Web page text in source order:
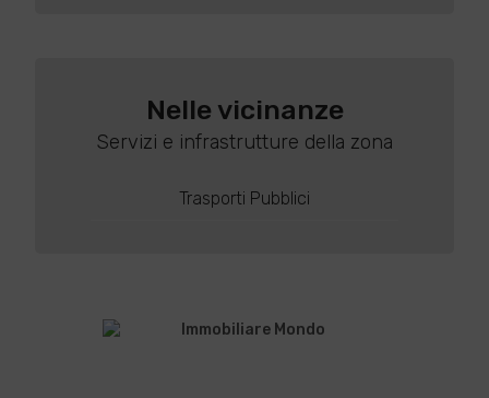
Nelle vicinanze
Servizi e infrastrutture della zona
Trasporti Pubblici